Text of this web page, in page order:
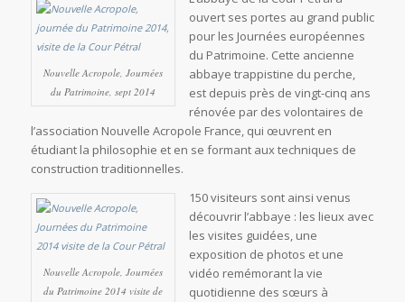
Nouvelle Acropole, Journées
du Patrimoine, sept 2014
ouvert ses portes au grand public
pour les Journées européennes
du Patrimoine. Cette ancienne
abbaye trappistine du perche,
est depuis près de vingt-cinq ans
rénovée par des volontaires de
l’association Nouvelle Acropole France, qui œuvrent en
étudiant la philosophie et en se formant aux techniques de
construction traditionnelles.
Nouvelle Acropole, Journées
du Patrimoine 2014 visite de
150 visiteurs sont ainsi venus
découvrir l’abbaye : les lieux avec
les visites guidées, une
exposition de photos et une
vidéo remémorant la vie
quotidienne des sœurs à